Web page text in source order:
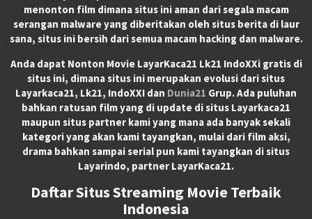
menonton film dimana situs ini aman dari segala macam
serangan malware yang diberitakan oleh situs berita di laur
sana, situs ini bersih dari semua macam hacking dan malware.
Anda dapat Nonton Movie LayarKaca21 Lk21 IndoXXigratis di
situs ini, dimana situs ini merupakan evolusi dari situs
Layarkaca21, Lk21, IndoXXI dan Dunia21 Grup. Ada puluhan
bahkan ratusan film yang di update di situs Layarkaca21
maupun situs partner kami yang mana ada banyak sekali
kategori yang akan kami tayangkan, mulai dari film aksi,
drama bahkan sampai serial pun kami tayangkan di situs
Layarindo, partner LayarKaca21.
Daftar Situs Streaming Movie Terbaik
Indonesia